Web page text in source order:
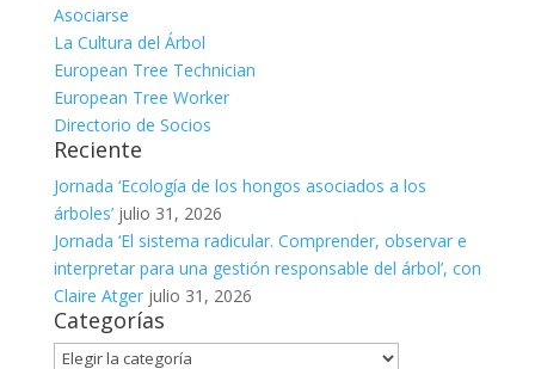
Asociarse
La Cultura del Árbol
European Tree Technician
European Tree Worker
Directorio de Socios
Reciente
Jornada ‘Ecología de los hongos asociados a los
árboles’ julio 31, 2026
Jornada ‘El sistema radicular. Comprender, observar e
interpretar para una gestión responsable del árbol’, con
Claire Atger julio 31, 2026
Categorías
Categorías